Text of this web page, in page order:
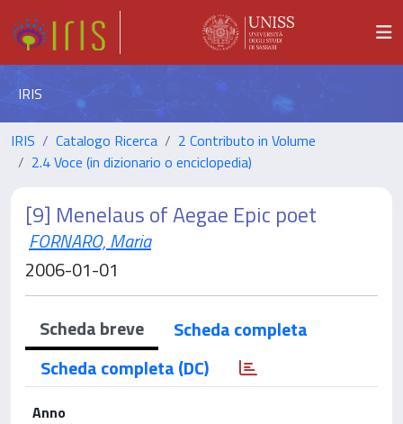
IRIS
IRIS Catalogo Ricerca
2 Contributo in Volume
2.4 Voce (in dizionario o enciclopedia)
[9] Menelaus of Aegae Epic poet
FORNARO, Maria
2006-01-01
Scheda breve
Scheda completa
Scheda completa (DC)
Anno